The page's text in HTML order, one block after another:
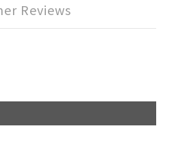
Reviews